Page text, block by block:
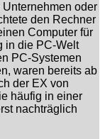
oder
den Rechner
Computer für
in die PC-Welt
PC-Systemen
waren bereits ab
der EX von
häufig in einer
nachträglich